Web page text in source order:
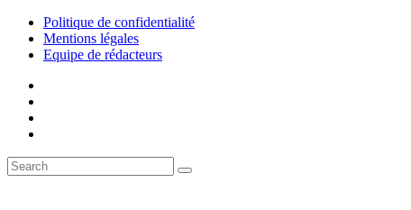
Politique de confidentialité
Mentions légales
Equipe de rédacteurs